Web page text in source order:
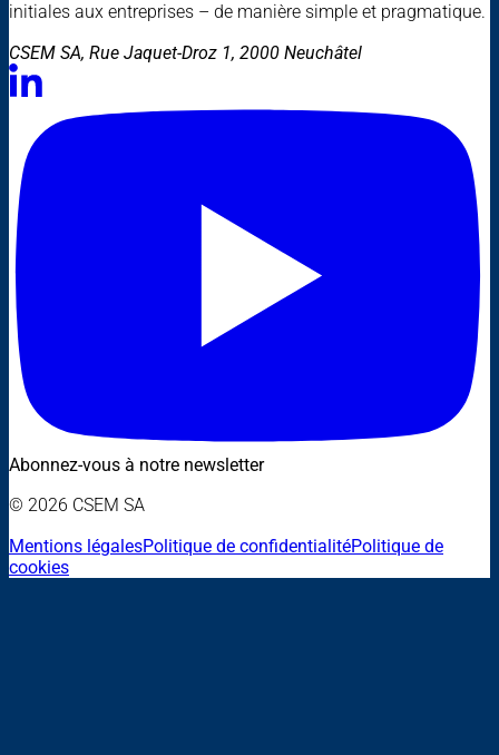
initiales aux entreprises – de manière simple et pragmatique.
CSEM SA, Rue Jaquet-Droz 1, 2000 Neuchâtel
Abonnez-vous à notre newsletter
© 2026 CSEM SA
Mentions légalesPolitique de confidentialitéPolitique de
cookies